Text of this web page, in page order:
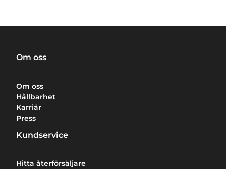
Om oss
Om oss
Hållbarhet
Karriär
Press
Kundservice
Hitta återförsäljare